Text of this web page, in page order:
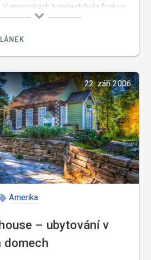
amerických hotelech byla funkce
sedmdesátých let zcela neznámá.
22. září 2006
Amerika
– ubytování v
domech